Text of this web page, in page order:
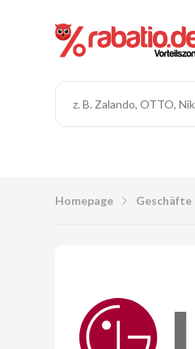
Homepage Geschäfte